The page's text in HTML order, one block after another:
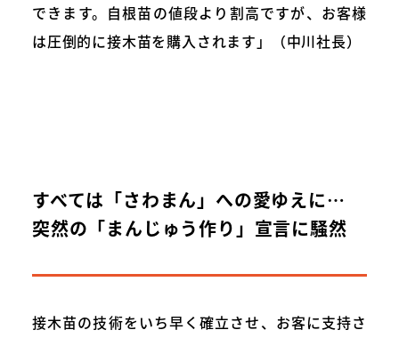
できます。自根苗の値段より割高ですが、お客様
は圧倒的に接木苗を購入されます」（中川社長）
すべては「さわまん」への愛ゆえに…
突然の「まんじゅう作り」宣言に騒然
接木苗の技術をいち早く確立させ、お客に支持さ